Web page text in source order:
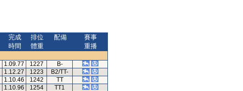
完成
時間
排位
體重
配備
賽事
重播
1.09.77 1227
B-
1.12.27 1223
B2/TT-
1.10.46 1242
TT
1.10.96 1254
TT1